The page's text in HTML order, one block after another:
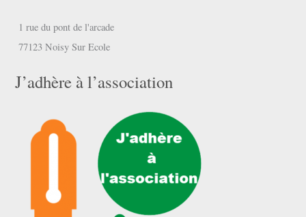
1 rue du pont de l'arcade
77123 Noisy Sur Ecole
J’adhère à l’association